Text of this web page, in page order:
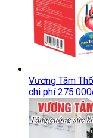
Vương Tâm
chi phí